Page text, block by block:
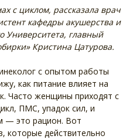
с циклом, рассказала врач
кафедры акушерства и
Университета, главный
Кристина Цатурова.
с опытом работы
как питание влияет на
Часто женщины приходят с
ПМС, упадок сил, и
— это рацион. Вот
которые действительно